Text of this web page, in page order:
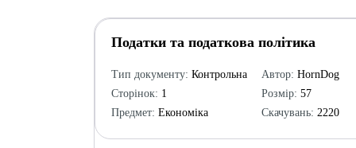
Податки та податкова політика
Тип документу: Контрольна
Сторінок: 1
Предмет: Економіка
Автор: HornDog
Розмір: 57
Скачувань: 2220